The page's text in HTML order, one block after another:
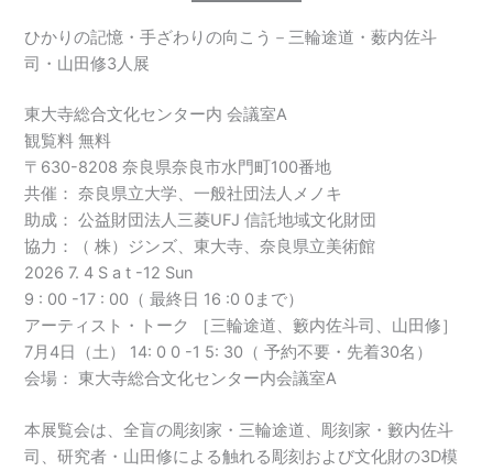
ひかりの記憶・手ざわりの向こう－三輪途道・薮内佐斗
司・山田修3人展
東大寺総合文化センター内 会議室A
観覧料 無料
〒630-8208 奈良県奈良市水門町100番地
共催： 奈良県立大学、一般社団法人メノキ
助成： 公益財団法人三菱UFJ 信託地域文化財団
協力：（ 株）ジンズ、東大寺、奈良県立美術館
2026 7. 4 S a t -12 Sun
9 : 00 -17 : 00（ 最終日 16 :0 0まで）
アーティスト・トーク ［三輪途道、籔内佐斗司、山田修］
7月4日（土） 14: 0 0 -1 5: 30（ 予約不要・先着30名）
会場： 東大寺総合文化センター内会議室A
本展覧会は、全盲の彫刻家・三輪途道、彫刻家・籔内佐斗
司、研究者・山田修による触れる彫刻および文化財の3D模